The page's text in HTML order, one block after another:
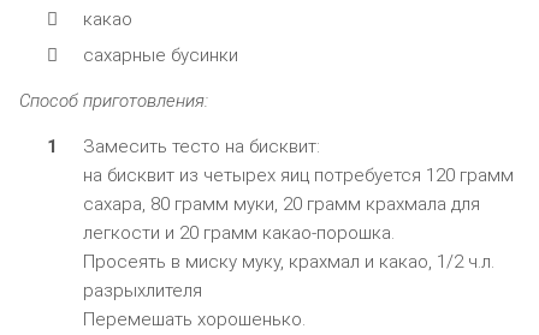
какао
сахарные бусинки
Способ приготовления:
Замесить тесто на бисквит:
на бисквит из четырех яиц потребуется 120 грамм
сахара, 80 грамм муки, 20 грамм крахмала для
легкости и 20 грамм какао-порошка.
Просеять в миску муку, крахмал и какао, 1/2 ч.л.
разрыхлителя
Перемешать хорошенько.